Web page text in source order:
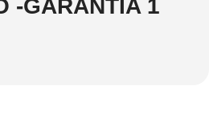
-GARANTIA 1